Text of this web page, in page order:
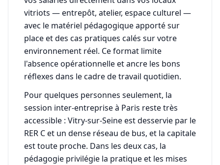
vitriots — entrepôt, atelier, espace culturel —
avec le matériel pédagogique apporté sur
place et des cas pratiques calés sur votre
environnement réel. Ce format limite
l'absence opérationnelle et ancre les bons
réflexes dans le cadre de travail quotidien.
Pour quelques personnes seulement, la
session inter-entreprise à Paris reste très
accessible : Vitry-sur-Seine est desservie par le
RER C et un dense réseau de bus, et la capitale
est toute proche. Dans les deux cas, la
pédagogie privilégie la pratique et les mises